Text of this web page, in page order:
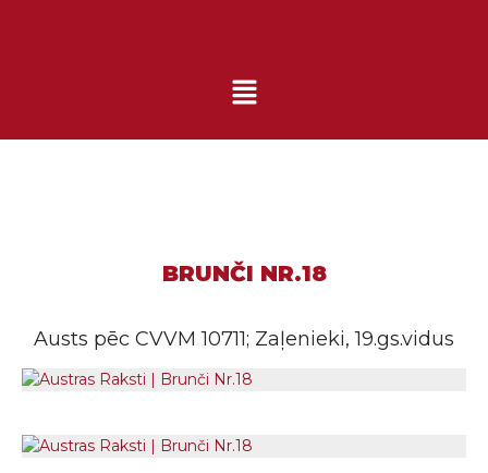
BRUNČI NR.18
Austs pēc CVVM 10711; Zaļenieki, 19.gs.vidus